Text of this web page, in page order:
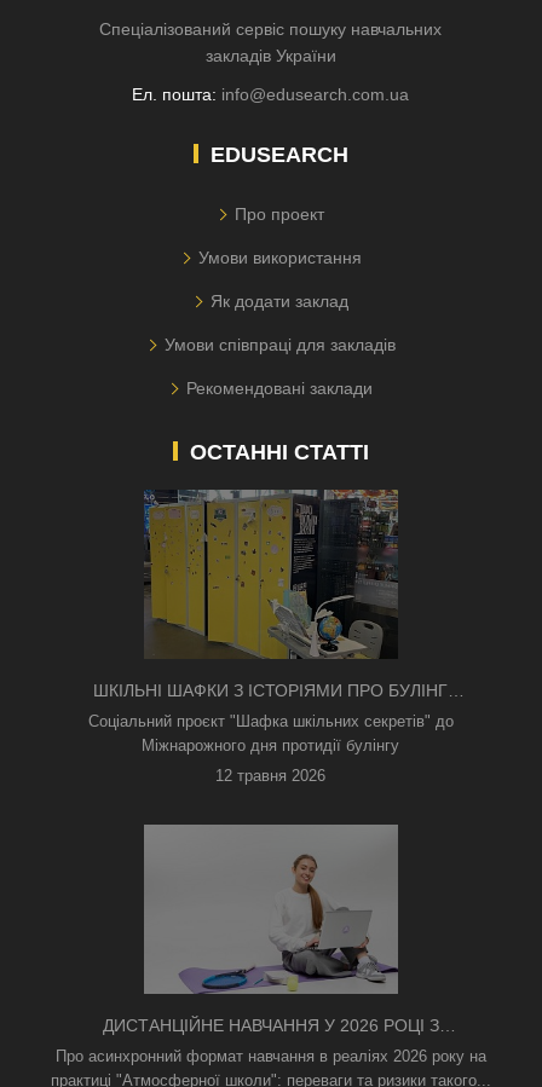
Спеціалізований сервіс пошуку навчальних
закладів України
Ел. пошта: info@edusearch.com.ua
EDUSEARCH
Про проект
Умови використання
Як додати заклад
Умови співпраці для закладів
Рекомендовані заклади
ОСТАННІ СТАТТІ
ШКІЛЬНІ ШАФКИ З ІСТОРІЯМИ ПРО БУЛІНГ
З'ЯВИЛИСЯ В КИЄВІ
Соціальний проєкт "Шафка шкільних секретів" до
Міжнарожного дня протидії булінгу
12 травня 2026
ДИСТАНЦІЙНЕ НАВЧАННЯ У 2026 РОЦІ З
ТРИВОГАМИ ТА БЕЗ СВІТЛА: ЯК АСИНХРОННИЙ
ФОРМАТ РЯТУЄ ОСВІТНІЙ ПРОЦЕС
Про асинхронний формат навчання в реаліях 2026 року на
практиці "Атмосферної школи": переваги та ризики такого...